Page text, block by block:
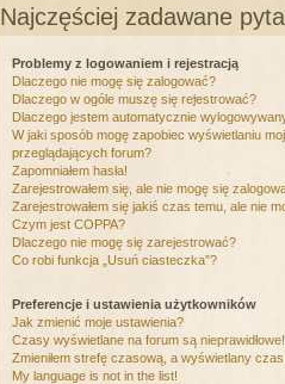
Najczęściej zadawane
Problemy z logowaniem i rejestracją
Dlaczego nie mogę się zalogować?
Dlaczego w ogóle muszę się rejestrować?
Dlaczego jestem automatycznie
W jaki sposób mogę zapobiec wyświetlaniu
przeglądających forum?
Zapomniałem hasła!
Zarejestrowałem się, ale nie mogę się
Zarejestrowałem się jakiś czas temu, ale nie
Czym jest COPPA?
Dlaczego nie mogę się zarejestrować?
Co robi funkcja „Usuń ciasteczka”?
Preferencje i ustawienia użytkowników
Jak zmienić moje ustawienia?
Czasy wyświetlane na forum są nieprawidłowe!
Zmieniłem strefę czasową, a wyświetlany czas
My language is not in the list!